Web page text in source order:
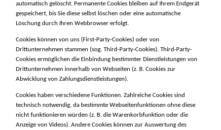
automatisch gelöscht. Permanente Cookies bleiben auf Ihrem Endgerät
gespeichert, bis Sie diese selbst löschen oder eine automatische
Löschung durch Ihren Webbrowser erfolgt.
Cookies können von uns (First-Party-Cookies) oder von
Drittunternehmen stammen (sog. Third-Party-Cookies). Third-Party-
Cookies ermöglichen die Einbindung bestimmter Dienstleistungen von
Drittunternehmen innerhalb von Webseiten (z. B. Cookies zur
Abwicklung von Zahlungsdienstleistungen).
Cookies haben verschiedene Funktionen. Zahlreiche Cookies sind
technisch notwendig, da bestimmte Webseitenfunktionen ohne diese
nicht funktionieren würden (z. B. die Warenkorbfunktion oder die
Anzeige von Videos). Andere Cookies können zur Auswertung des